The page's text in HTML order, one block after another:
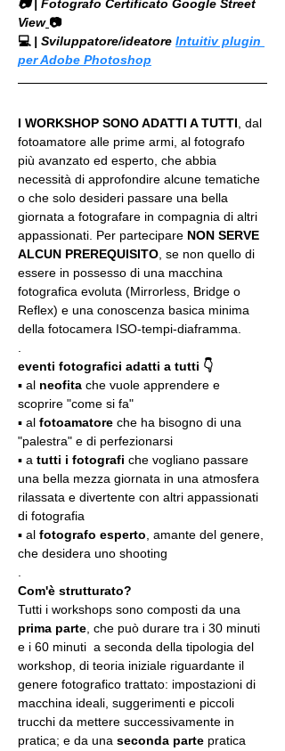
📷 | Fotografo Certificato Google Street
View 📷
💻 | Sviluppatore/ideatore Intuitiv plugin
per Adobe Photoshop
I WORKSHOP SONO ADATTI A TUTTI , dal
fotoamatore alle prime armi, al fotografo
più avanzato ed esperto, che abbia
necessità di approfondire alcune tematiche
o che solo desideri passare una bella
giornata a fotografare in compagnia di altri
appassionati. Per partecipare NON SERVE
ALCUN PREREQUISITO , se non quello di
essere in possesso di una macchina
fotografica evoluta (Mirrorless, Bridge o
Reflex) e una conoscenza basica minima
della fotocamera ISO-tempi-diaframma.
eventi fotografici adatti a tutti 👇
▪️ al neofita che vuole apprendere e
scoprire "come si fa"
▪️ al fotoamatore che ha bisogno di una
"palestra" e di perfezionarsi
▪️ a tutti i fotografi che vogliano passare
una bella mezza giornata in una atmosfera
rilassata e divertente con altri appassionati
di fotografia
▪️ al fotografo esperto , amante del genere,
che desidera uno shooting
Com'è strutturato?
Tutti i workshops sono composti da una
prima parte , che può durare tra i 30 minuti
e i 60 minuti  a seconda della tipologia del
workshop, di teoria iniziale riguardante il
genere fotografico trattato: impostazioni di
macchina ideali, suggerimenti e piccoli
trucchi da mettere successivamente in
pratica; e da una seconda parte pratica